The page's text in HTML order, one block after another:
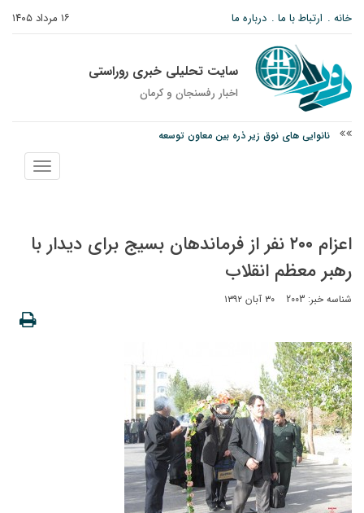
۱۶ مرداد ۱۴۰۵ خانه ارتباط با ما درباره ما
سایت تحلیلی خبری روراستی
اخبار رفسنجان و كرمان
نانوایی های نوق زیر ذره بین معاون توسعه
نمایش
منو
اعزام ۲۰۰ نفر از فرماندهان بسیج برای دیدار با
رهبر معظم انقلاب
شناسه خبر: 2003 ۳۰ آبان ۱۳۹۲